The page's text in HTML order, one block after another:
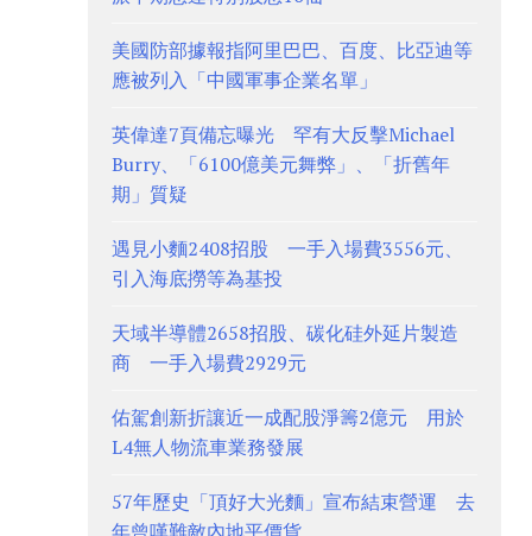
美國防部據報指阿里巴巴、百度、比亞迪等
應被列入「中國軍事企業名單」
英偉達7頁備忘曝光 罕有大反擊Michael
Burry、「6100億美元舞弊」、「折舊年
期」質疑
遇見小麵2408招股 一手入場費3556元、
引入海底撈等為基投
天域半導體2658招股、碳化硅外延片製造
商 一手入場費2929元
佑駕創新折讓近一成配股淨籌2億元 用於
L4無人物流車業務發展
57年歷史「頂好大光麵」宣布結束營運 去